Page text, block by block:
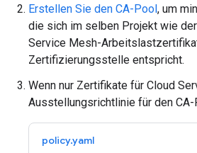
Erstellen Sie den CA-Pool, um
die sich im selben Projekt wie
Service Mesh-
Zertifizierungsstelle entspricht.
Wenn nur Zertifikate für Cloud
Ausstellungsrichtlinie für den CA-
policy.yaml